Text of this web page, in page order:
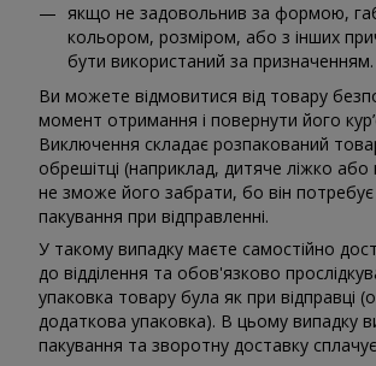
якщо не задовольнив за формою,
кольором, розміром, або з інших
бути використаний за призначенням.
Ви можете відмовитися від товару
момент отримання і повернути його
Виключення складає розпакований
обрешітці (наприклад, дитяче ліжко або
не зможе його забрати, бо він
пакування при відправленні.
У такому випадку маєте самостійно
до відділення та обов'язково
упаковка товару була як при відправці
додаткова упаковка). В цьому випадку
пакування та зворотну доставку